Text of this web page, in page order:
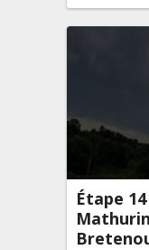
Étape